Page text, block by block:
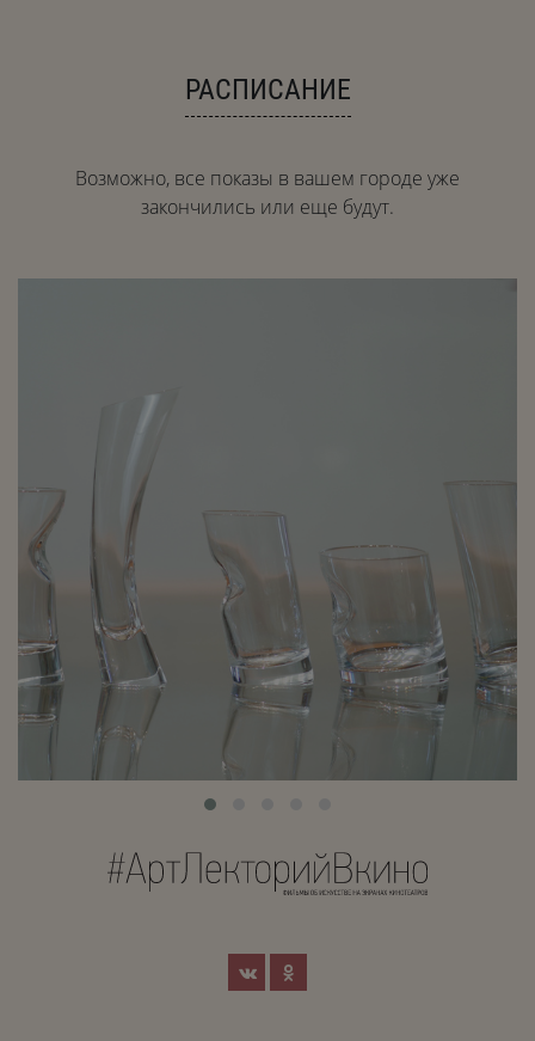
РАСПИСАНИЕ
Возможно, все показы в вашем городе уже
закончились или еще будут.